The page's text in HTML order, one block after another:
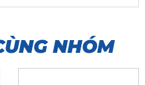
NHÓM